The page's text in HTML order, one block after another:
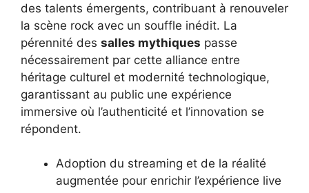
des talents émergents, contribuant à renouveler
la scène rock avec un souffle inédit. La
pérennité des salles mythiques passe
nécessairement par cette alliance entre
héritage culturel et modernité technologique,
garantissant au public une expérience
immersive où l’authenticité et l’innovation se
répondent.
Adoption du streaming et de la réalité
augmentée pour enrichir l’expérience live